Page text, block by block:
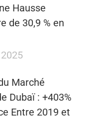
Hausse
de 30,9 % en
Marché
Dubaï : +403%
Entre 2019 et